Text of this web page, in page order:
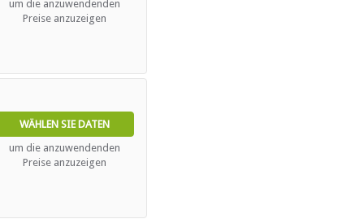
um die anzuwendenden
Preise anzuzeigen
WÄHLEN SIE DATEN
um die anzuwendenden
Preise anzuzeigen